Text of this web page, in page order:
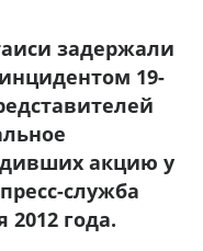
задержали
19-
акцию у
служба
2012 года.